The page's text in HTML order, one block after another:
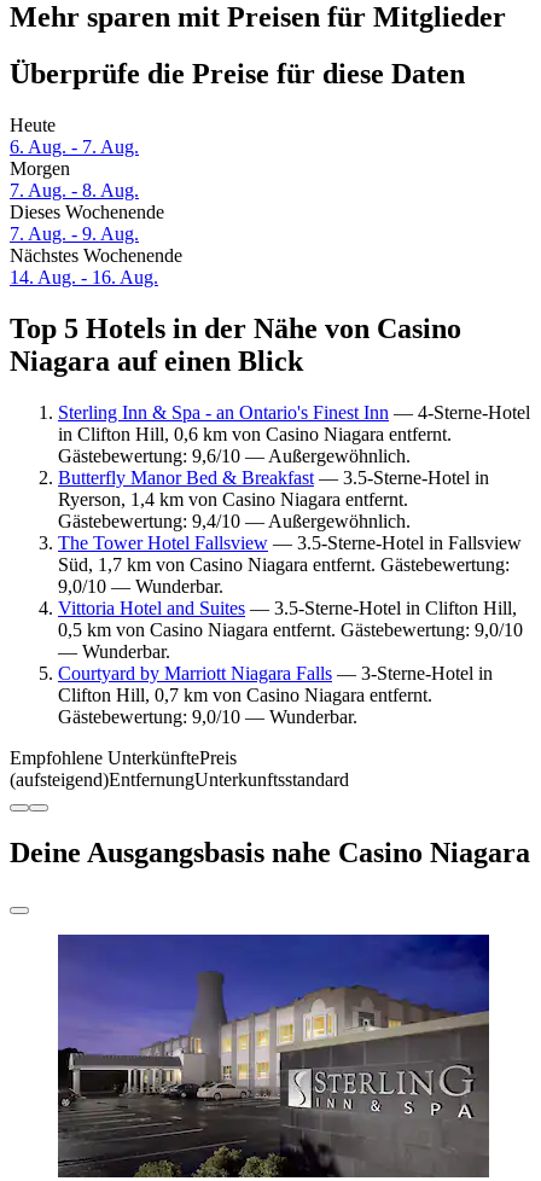
Mehr sparen mit Preisen für Mitglieder
Überprüfe die Preise für diese Daten
Heute
6. Aug. - 7. Aug.
Morgen
7. Aug. - 8. Aug.
Dieses Wochenende
7. Aug. - 9. Aug.
Nächstes Wochenende
14. Aug. - 16. Aug.
Top 5 Hotels in der Nähe von Casino
Niagara auf einen Blick
Sterling Inn & Spa - an Ontario's Finest Inn — 4-Sterne-Hotel
in Clifton Hill, 0,6 km von Casino Niagara entfernt.
Gästebewertung: 9,6/10 — Außergewöhnlich.
Butterfly Manor Bed & Breakfast — 3.5-Sterne-Hotel in
Ryerson, 1,4 km von Casino Niagara entfernt.
Gästebewertung: 9,4/10 — Außergewöhnlich.
The Tower Hotel Fallsview — 3.5-Sterne-Hotel in Fallsview
Süd, 1,7 km von Casino Niagara entfernt. Gästebewertung:
9,0/10 — Wunderbar.
Vittoria Hotel and Suites — 3.5-Sterne-Hotel in Clifton Hill,
0,5 km von Casino Niagara entfernt. Gästebewertung: 9,0/10
— Wunderbar.
Courtyard by Marriott Niagara Falls — 3-Sterne-Hotel in
Clifton Hill, 0,7 km von Casino Niagara entfernt.
Gästebewertung: 9,0/10 — Wunderbar.
Empfohlene UnterkünftePreis
(aufsteigend)EntfernungUnterkunftsstandard
Deine Ausgangsbasis nahe Casino Niagara